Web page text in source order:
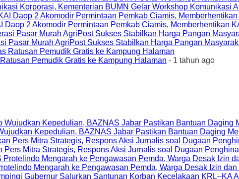
Korporasi, Kementerian BUMN Gelar Workshop Komunikasi AI
Daop 2 Akomodir Permintaan Pemkab Ciamis, Memberhentikan
Pasar Murah AgriPost Sukses Stabilkan Harga Pangan
Pemudik Gratis ke Kampung Halaman - 1 tahun ago
Kepedulian, BAZNAS Jabar Pastikan Bantuan Daging
Pers Mitra Strategis, Respons Aksi Jurnalis soal Dugaan
Mengarah ke Pengawasan Pemda, Warga Desak Izin